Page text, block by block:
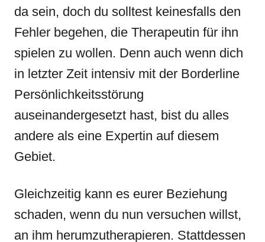
da sein, doch du solltest keinesfalls den
Fehler begehen, die Therapeutin für ihn
spielen zu wollen. Denn auch wenn dich
in letzter Zeit intensiv mit der Borderline
Persönlichkeitsstörung
auseinandergesetzt hast, bist du alles
andere als eine Expertin auf diesem
Gebiet.
Gleichzeitig kann es eurer Beziehung
schaden, wenn du nun versuchen willst,
an ihm herumzutherapieren. Stattdessen